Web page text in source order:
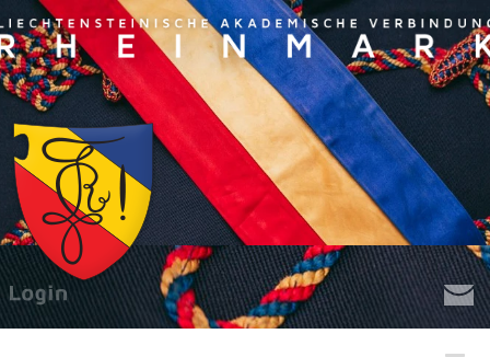
Inhalt
springen